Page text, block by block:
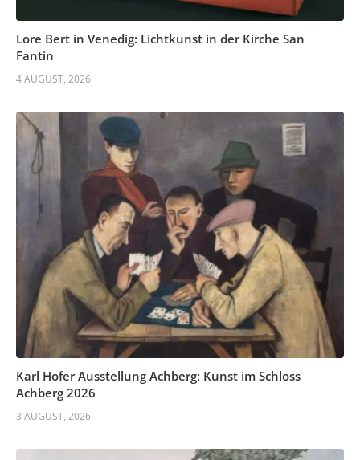
Lore Bert in Venedig: Lichtkunst in der Kirche San
Fantin
4 AUGUST, 2026
Karl Hofer Ausstellung Achberg: Kunst im Schloss
Achberg 2026
3 AUGUST, 2026